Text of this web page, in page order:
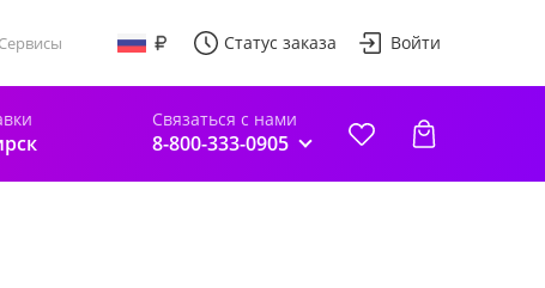
Сервисы Статус заказа Войти
Связаться с нами
8-800-333-0905